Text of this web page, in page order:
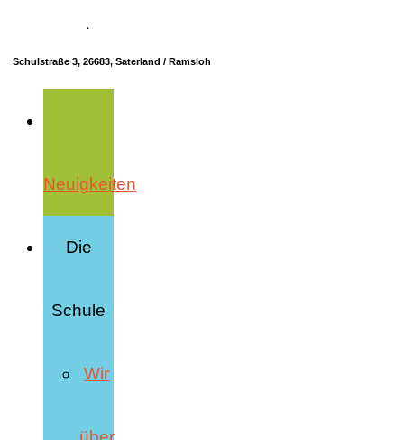
·
Schulstraße 3, 26683, Saterland / Ramsloh
Neuigkeiten
Die
Schule
Wir